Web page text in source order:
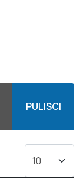
PULISCI